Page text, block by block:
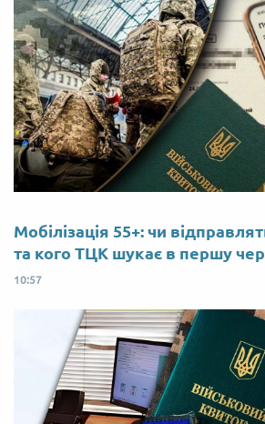
Мобілізація 55+: чи
та кого ТЦК шукає в першу
10:57